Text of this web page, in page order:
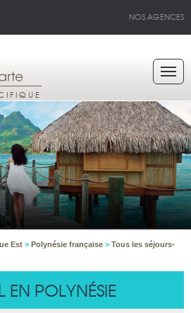
NOS AGENCES
Est > Polynésie française > Tous les séjours-
EN POLYNÉSIE